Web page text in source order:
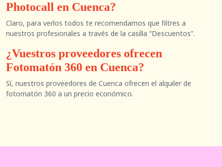
Photocall en Cuenca?
Claro, para verlos todos te recomendamos que filtres a
nuestros profesionales a través de la casilla “Descuentos”.
¿Vuestros proveedores ofrecen
Fotomatón 360 en Cuenca?
Sí, nuestros proveedores de Cuenca ofrecen el alquiler de
fotomatón 360 a un precio económico.